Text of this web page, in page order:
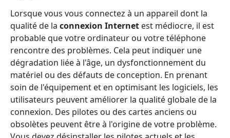
Lorsque vous vous connectez à un appareil dont la
qualité de la connexion Internet est médiocre, il est
probable que votre ordinateur ou votre téléphone
rencontre des problèmes. Cela peut indiquer une
dégradation liée à l'âge, un dysfonctionnement du
matériel ou des défauts de conception. En prenant
soin de l'équipement et en optimisant les logiciels, les
utilisateurs peuvent améliorer la qualité globale de la
connexion. Des pilotes ou des cartes anciens ou
obsolètes peuvent être à l'origine de votre problème.